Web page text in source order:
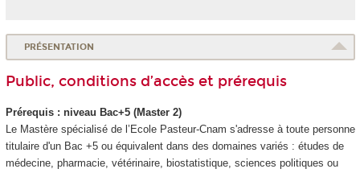
PRÉSENTATION
Public, conditions d’accès et prérequis
Prérequis : niveau Bac+5 (Master 2)
Le Mastère spécialisé de l’Ecole Pasteur-Cnam s'adresse à toute personne
titulaire d'un Bac +5 ou équivalent dans des domaines variés : études de
médecine, pharmacie, vétérinaire, biostatistique, sciences politiques ou